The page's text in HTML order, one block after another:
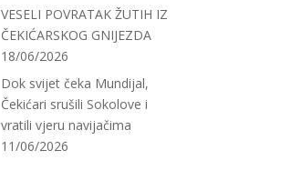
VESELI POVRATAK ŽUTIH IZ
ČEKIĆARSKOG GNIJEZDA
18/06/2026
Dok svijet čeka Mundijal,
Čekićari srušili Sokolove i
vratili vjeru navijačima
11/06/2026